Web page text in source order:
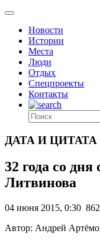
Новости
Истории
Места
Люди
Отдых
Спецпроекты
Контакты
ДАТА И ЦИТАТА
32 года со
Литвинова
04 июня 2015, 0:30 862
Автор: Андрей